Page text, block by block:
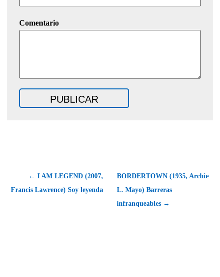
Comentario
← I AM LEGEND (2007,
Francis Lawrence) Soy leyenda
BORDERTOWN (1935, Archie
L. Mayo) Barreras
infranqueables →